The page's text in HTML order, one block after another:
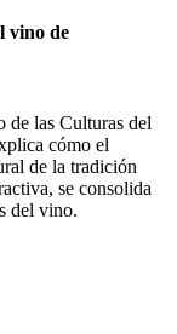
vino de
las Culturas del
cómo el
de la tradición
se consolida
del vino.